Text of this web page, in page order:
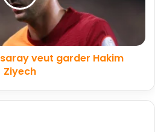
veut garder Hakim
Ziyech